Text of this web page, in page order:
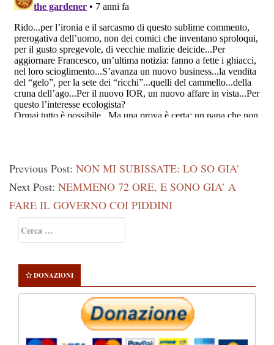
Previous Post: NON MI SUBISSATE: LO SO GIA’
Next Post: NEMMENO 72 ORE, E SONO GIA’ A
FARE IL GOVERNO COI PIDDINI
Sidebar
per:
DONAZIONI